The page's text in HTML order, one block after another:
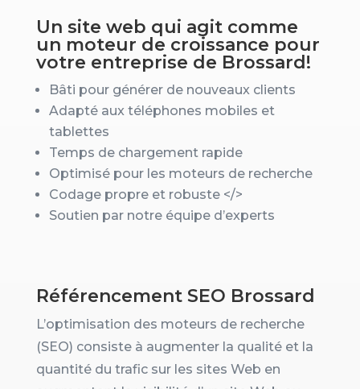
Un site web qui agit comme
un moteur de croissance pour
votre entreprise de Brossard!
Bâti pour générer de nouveaux clients
Adapté aux téléphones mobiles et
tablettes
Temps de chargement rapide
Optimisé pour les moteurs de recherche
Codage propre et robuste </>
Soutien par notre équipe d’experts
Référencement SEO Brossard
L’optimisation des moteurs de recherche
(SEO) consiste à augmenter la qualité et la
quantité du trafic sur les sites Web en